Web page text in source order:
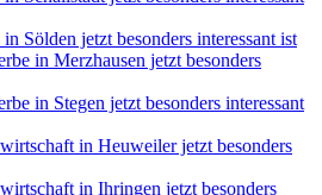
Sölden jetzt besonders interessant ist
in Merzhausen jetzt besonders
in Stegen jetzt besonders interessant
in Heuweiler jetzt besonders
in Ihringen jetzt besonders